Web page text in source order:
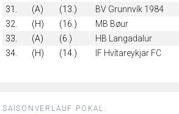
31.
(A) (13.) BV Grunnvík 1984
32.
(H) (16.) MB Bøur
33.
(A) (6.) HB Langadalur
34.
(H) (14.) IF Hvítareykjar FC
SAISONVERLAUF POKAL: